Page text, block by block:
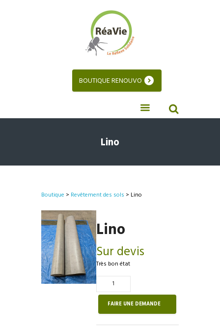
BOUTIQUE RENOUVO
Lino
Boutique > Revêtement des sols > Lino
Lino
Sur devis
Très bon état
Quantité
de
FAIRE UNE DEMANDE